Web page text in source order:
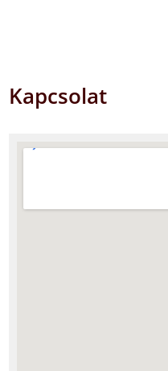
Kapcsolat